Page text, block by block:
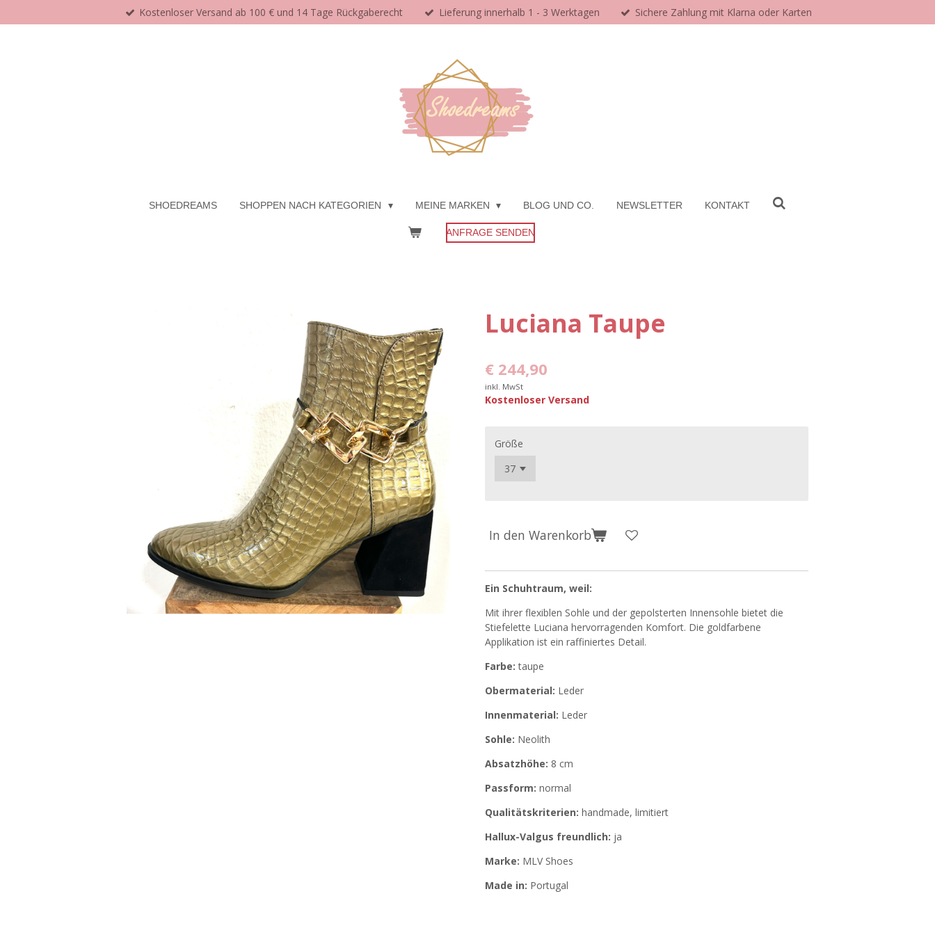
Hauptinhalt
Kostenloser Versand ab 100 € und 14 Tage Rückgaberecht Lieferung innerhalb 1 - 3 Werktagen Sichere Zahlung mit Klarna oder Karten
SHOEDREAMS SHOPPEN NACH KATEGORIEN MEINE MARKEN BLOG UND CO. NEWSLETTER KONTAKT
ANFRAGE SENDEN
Luciana Taupe
€ 244,90
inkl. MwSt
Kostenloser Versand
Größe
In den Warenkorb
Ein Schuhtraum, weil:
Mit ihrer flexiblen Sohle und der gepolsterten Innensohle bietet die
Stiefelette Luciana hervorragenden Komfort. Die goldfarbene
Applikation ist ein raffiniertes Detail.
Farbe: taupe
Obermaterial: Leder
Innenmaterial: Leder
Sohle: Neolith
Absatzhöhe: 8 cm
Passform: normal
Qualitätskriterien: handmade, limitiert
Hallux-Valgus freundlich: ja
Marke: MLV Shoes
Made in: Portugal